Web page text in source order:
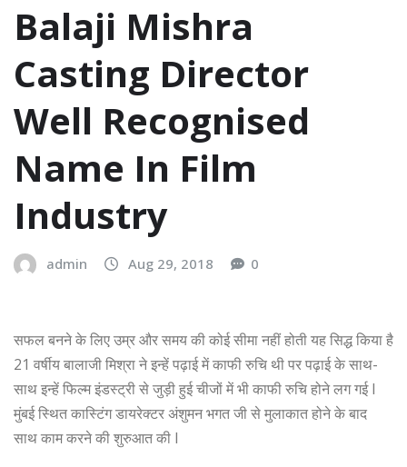
Balaji Mishra
Casting Director
Well Recognised
Name In Film
Industry
admin Aug 29, 2018 0
सफल बनने के लिए उम्र और समय की कोई सीमा नहीं होती यह सिद्ध किया है
21 वर्षीय बालाजी मिश्रा ने इन्हें पढ़ाई में काफी रुचि थी पर पढ़ाई के साथ-
साथ इन्हें फिल्म इंडस्ट्री से जुड़ी हुई चीजों में भी काफी रुचि होने लग गई l
मुंबई स्थित कास्टिंग डायरेक्टर अंशुमन भगत जी से मुलाकात होने के बाद
साथ काम करने की शुरुआत की l